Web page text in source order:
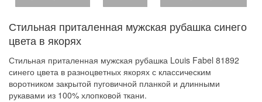
Стильная приталенная мужская рубашка синего
цвета в якорях
Стильная приталенная мужская рубашка Louis Fabel 81892
синего цвета в разноцветных якорях с классическим
воротником закрытой пуговичной планкой и длинными
рукавами из 100% хлопковой ткани.